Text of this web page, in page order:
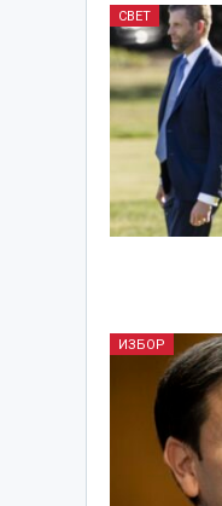
СВЕТ
ИЗБОР